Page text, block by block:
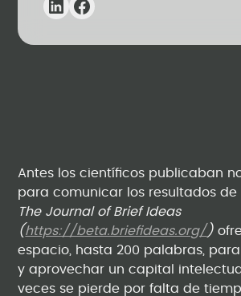
Antes los científicos publicaban
para comunicar los resultados de
The Journal of Brief Ideas
(https://beta.briefideas.org/ )
espacio, hasta 200 palabras,
y aprovechar un capital
veces se pierde por falta de